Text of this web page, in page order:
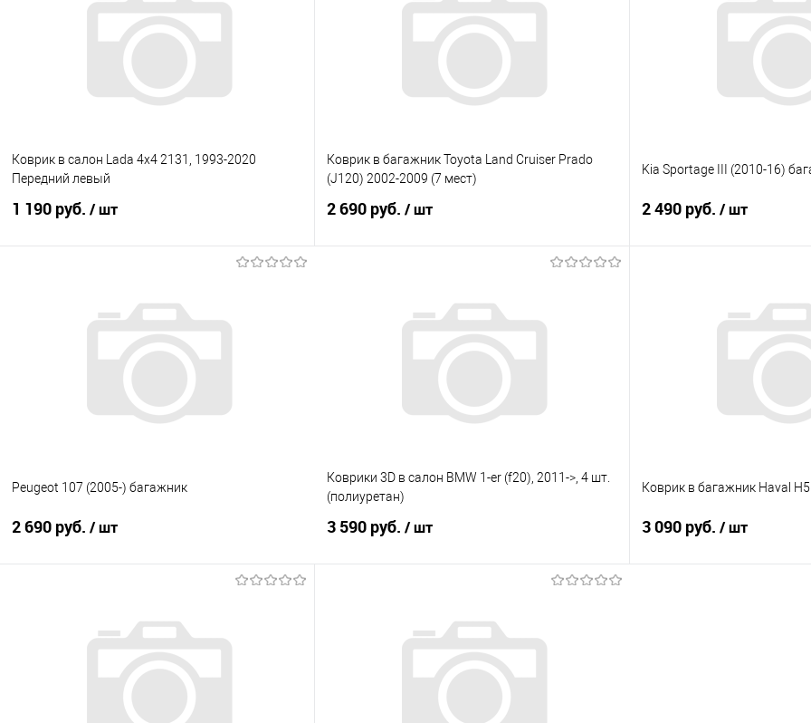
Коврик в салон Lada 4x4 2131, 1993-2020
Передний левый
1 190 руб. / шт
Купить в 1 клик
Сравнение
Под заказ
Коврик в багажник Toyota Land Cruiser Prado
(J120) 2002-2009 (7 мест)
2 690 руб. / шт
Купить в 1 клик
Сравнение
Под заказ
Kia Sportage III (2010-16)
2 490 руб. / шт
Купить в 1 клик
Peugeot 107 (2005-) багажник
2 690 руб. / шт
Купить в 1 клик
Сравнение
Под заказ
Коврики 3D в салон BMW 1-er (f20), 2011->, 4 шт.
(полиуретан)
3 590 руб. / шт
Купить в 1 клик
Сравнение
Под заказ
Коврик в багажник Haval
3 090 руб. / шт